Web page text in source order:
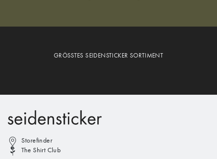
GRÖSSTES SEIDENSTICKER SORTIMENT
Storefinder
The Shirt Club